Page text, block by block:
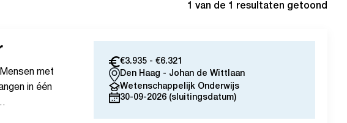
1 van de 1 resultaten getoond
met
in één
€3.935 - €6.321
Den Haag - Johan de Wittlaan
Wetenschappelijk Onderwijs
30-09-2026 (sluitingsdatum)